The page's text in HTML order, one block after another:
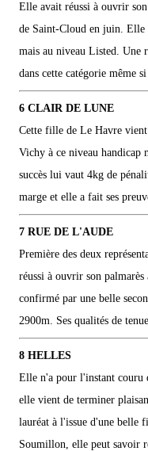
Elle avait réussi à ouvrir
de Saint-Cloud en juin. Elle
mais au niveau Listed. Une
dans cette catégorie même
6 CLAIR DE LUNE
Cette fille de Le Havre
Vichy à ce niveau handicap
succès lui vaut 4kg de
marge et elle a fait ses
7 RUE DE L'AUDE
Première des deux
réussi à ouvrir son
confirmé par une belle
2900m. Ses qualités de
8 HELLES
Elle n'a pour l'instant couru
elle vient de terminer
lauréat à l'issue d'une belle
Soumillon, elle peut savoir